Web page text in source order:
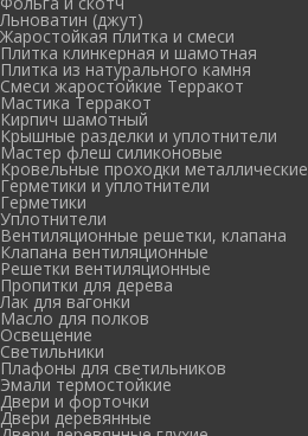
Льноватин (джут)
Жаростойкая плитка и смеси
Плитка клинкерная и шамотная
Плитка из натурального камня
Смеси жаростойкие Терракот
Мастика Терракот
Кирпич шамотный
Крышные разделки и уплотнители
Мастер флеш силиконовые
Кровельные проходки металлические
Герметики и уплотнители
Герметики
Уплотнители
Вентиляционные решетки, клапана
Клапана вентиляционные
Решетки вентиляционные
Пропитки для дерева
Лак для вагонки
Масло для полков
Освещение
Светильники
Плафоны для светильников
Эмали термостойкие
Двери и форточки
Двери деревянные